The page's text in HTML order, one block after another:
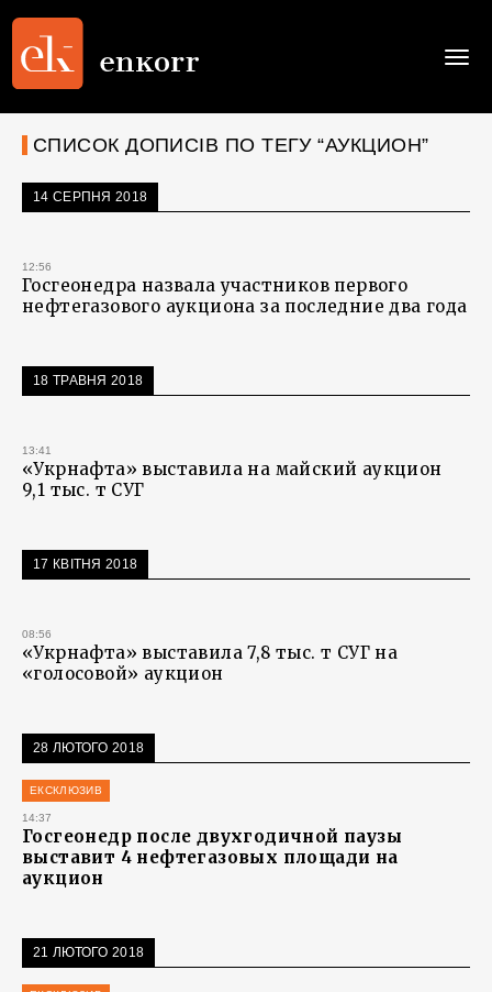
СПИСОК ДОПИСІВ ПО ТЕГУ “АУКЦИОН”
14 СЕРПНЯ 2018
12:56
Госгеонедра назвала участников первого
нефтегазового аукциона за последние два года
18 ТРАВНЯ 2018
13:41
«Укрнафта» выставила на майский аукцион
9,1 тыс. т СУГ
17 КВІТНЯ 2018
08:56
«Укрнафта» выставила 7,8 тыс. т СУГ на
«голосовой» аукцион
28 ЛЮТОГО 2018
ЕКСКЛЮЗИВ
14:37
Госгеонедр после двухгодичной паузы
выставит 4 нефтегазовых площади на
аукцион
21 ЛЮТОГО 2018